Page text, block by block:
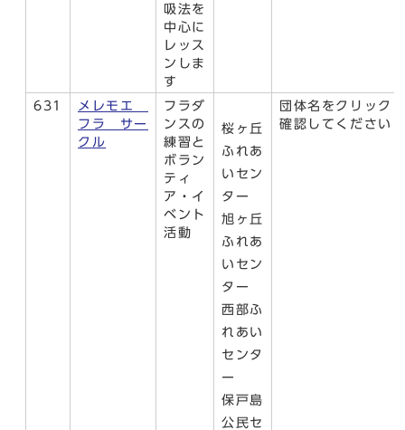
吸法を
中心に
レッス
ンしま
す
631
メレモエ
フラ サー
クル
フラダ
ンスの
練習と
ボラン
ティ
ア・イ
ベント
活動
桜ヶ丘
ふれあ
いセン
ター
旭ヶ丘
ふれあ
いセン
ター
西部ふ
れあい
センタ
ー
保戸島
公民セ
団体名をクリック
確認してください